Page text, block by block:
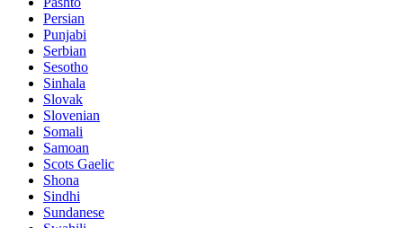
Persian
Punjabi
Serbian
Sesotho
Sinhala
Slovak
Slovenian
Somali
Samoan
Scots Gaelic
Shona
Sindhi
Sundanese